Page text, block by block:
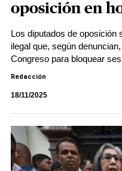
oposición en
Los diputados de oposición
ilegal que, según
Congreso para bloquear
Redacción
18/11/2025